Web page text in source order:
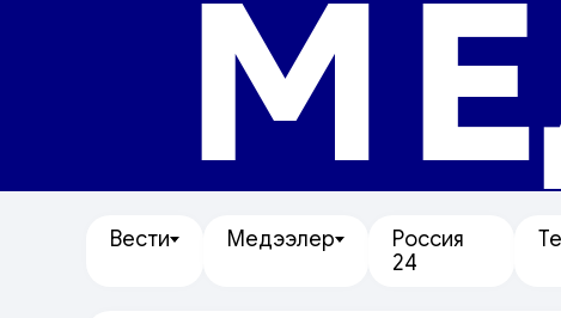
Вести Медээлер
Россия
24